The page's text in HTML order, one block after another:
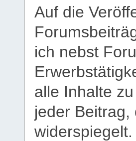
Auf die
ich nebst
alle Inhalte
jeder